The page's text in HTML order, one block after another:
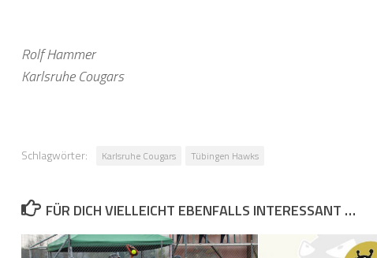
Rolf Hammer
Karlsruhe Cougars
Schlagwörter: Karlsruhe Cougars Tübingen Hawks
FÜR DICH VIELLEICHT EBENFALLS INTERESSANT …